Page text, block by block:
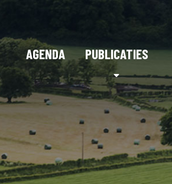
AGENDA PUBLICATIES